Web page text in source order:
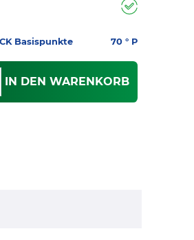
Basispunkte 70 ° P
IN DEN WARENKORB